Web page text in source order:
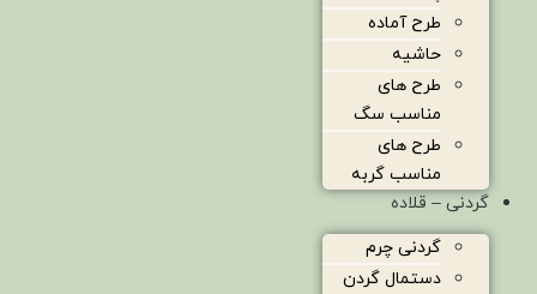
طرح آماده
حاشیه
طرح های
مناسب سگ
طرح های
مناسب گربه
گردنی – قلاده
گردنی چرم
دستمال گردن